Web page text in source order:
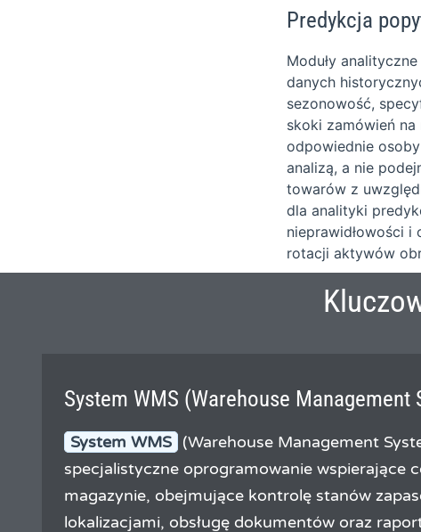
Predykcja
Moduły
danych
sezonowość,
skoki zamówień
odpowiednie
analizą, a nie
towarów z
dla analityki
nieprawidłowości i
rotacji aktywów
System WMS (Warehouse Management
System WMS (Warehouse Management
specjalistyczne oprogramowanie wspierające
magazynie, obejmujące kontrolę stanów
lokalizacjami, obsługę dokumentów oraz